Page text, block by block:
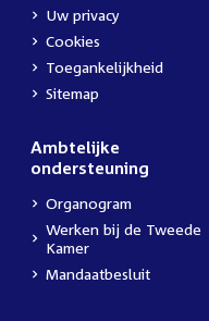
Uw privacy
Cookies
Toegankelijkheid
Sitemap
Ambtelijke
ondersteuning
Organogram
External
link:
Werken bij de Tweede
Kamer
Mandaatbesluit